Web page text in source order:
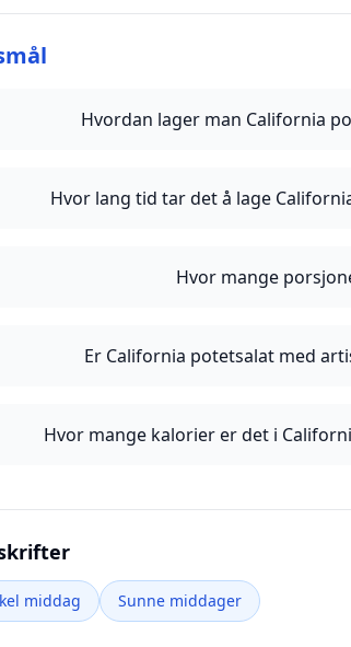
Hvordan lager man California
Hvor lang tid tar det å lage
Hvor mange
Er California potetsalat med
Hvor mange kalorier er det i
middag Sunne middager